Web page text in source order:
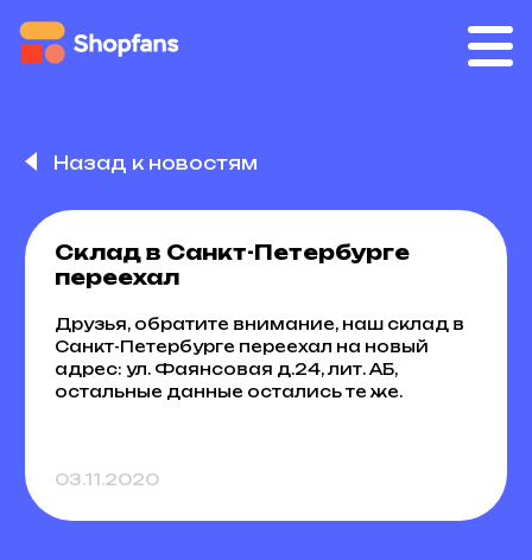
Назад к новостям
Склад в Санкт-Петербурге
переехал
Друзья, обратите внимание, наш склад в
Санкт-Петербурге переехал на новый
адрес: ул. Фаянсовая д.24, лит. АБ,
остальные данные остались те же.
03.11.2020